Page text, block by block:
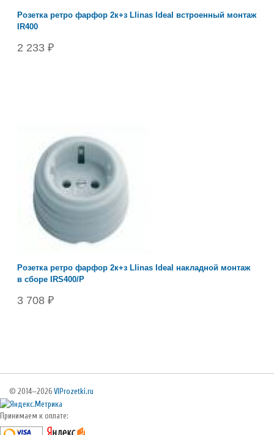
Розетка ретро фарфор 2к+з Llinas Ideal встроенный монтаж
IR400
2 233 ₽
Розетка ретро фарфор 2к+з Llinas Ideal накладной монтаж
в сборе IRS400/P
3 708 ₽
© 2014—2026 VIProzetki.ru
Принимаем к оплате: